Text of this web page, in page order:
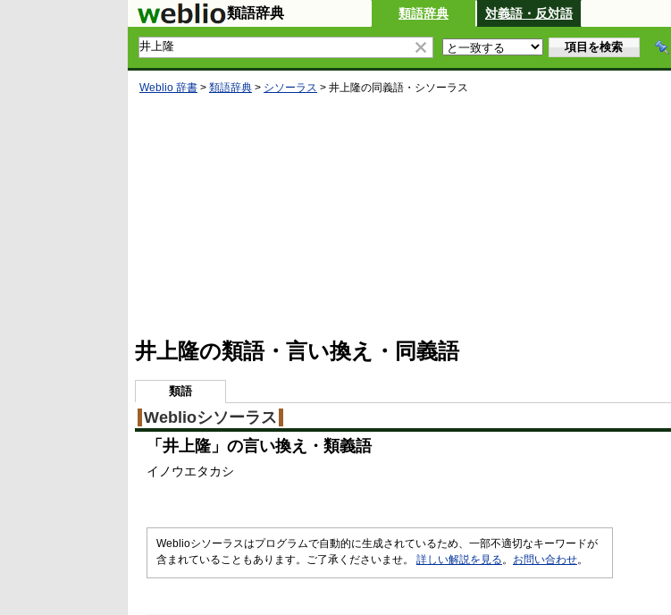
類語辞典 類語辞典 対義語・反対語
Weblio 辞書 > 類語辞典 > シソーラス > 井上隆の同義語・シソーラス
4
5
.
%
井上隆の類語・言い換え・同義語
類語
Weblioシソーラス
「 井上隆 」の言い換え・類義語
イノウエタカシ
Weblioシソーラスはプログラムで自動的に生成されているため、一部不適切なキーワードが
含まれていることもあります。ご了承くださいませ。 詳しい解説を見る 。 お問い合わせ。